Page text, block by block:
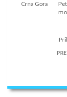
Crna Gora